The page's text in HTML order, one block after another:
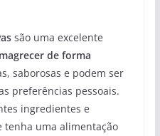
são uma excelente
de forma
saborosas e podem ser
preferências pessoais.
ingredientes e
tenha uma alimentação